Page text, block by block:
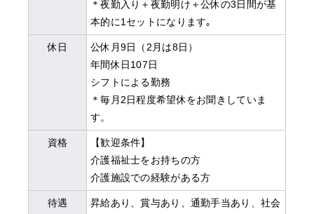
＊夜勤入り＋夜勤明け＋公休の3日間が基
本的に1セットになります｡
休日
公休月9日（2月は8日）
年間休日107日
シフトによる勤務
＊毎月2日程度希望休をお聞きしていま
す。
資格
【歓迎条件】
介護福祉士をお持ちの方
介護施設での経験がある方
待遇
昇給あり、賞与あり、通勤手当あり、社会